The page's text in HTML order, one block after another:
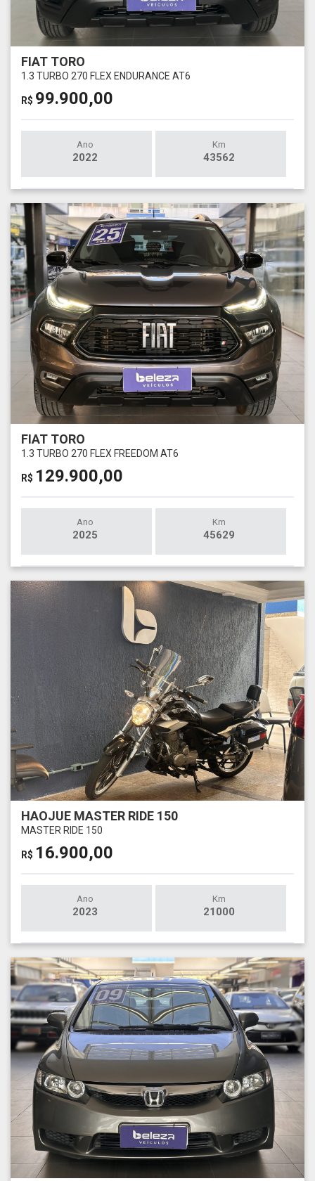
FIAT TORO
1.3 TURBO 270 FLEX ENDURANCE AT6
R$ 99.900,00
Ano
2022
Km
43562
FIAT TORO
1.3 TURBO 270 FLEX FREEDOM AT6
R$ 129.900,00
Ano
2025
Km
45629
HAOJUE MASTER RIDE 150
MASTER RIDE 150
R$ 16.900,00
Ano
2023
Km
21000